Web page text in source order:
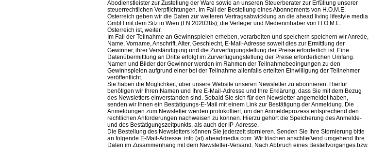
Abodienstleister zur Zustellung der Ware sowie an unseren Steuerberater zur Erfüllung unserer
steuerrechtlichen Verpflichtungen. Im Fall der Bestellung eines Abonnements von H.O.M.E.
Österreich geben wir die Daten zur weiteren Vertragsabwicklung an die ahead living lifestyle media
GmbH mit dem Sitz in Wien (FN 202038s), die Verleger und Medieninhaber von H.O.M.E.
Österreich ist, weiter.
Im Fall der Teilnahme an Gewinnspielen erheben, verarbeiten und speichern speichern wir Anrede,
Name, Vorname, Anschrift, Alter, Geschlecht, E-Mail-Adresse soweit dies zur Ermittlung der
Gewinner, ihrer Verständigung und die Zurverfügungstellung der Preise erforderlich ist. Eine
Datenübermittlung an Dritte erfolgt im Zurverfügungstellung der Preise erforderlichen Umfang.
Namen und Bilder der Gewinner werden im Rahmen der Teilnahmebedingungen zu den
Gewinnspielen aufgrund einer bei der Teilnahme allenfalls erteilten Einwilligung der Teilnehmer
veröffentlicht.
Sie haben die Möglichkeit, über unsere Website unseren Newsletter zu abonnieren. Hierfür
benötigen wir Ihren Namen und Ihre E-Mail-Adresse und Ihre Erklärung, dass Sie mit dem Bezug
des Newsletters einverstanden sind. Sobald Sie sich für den Newsletter angemeldet haben,
senden wir Ihnen ein Bestätigungs-E-Mail mit einem Link zur Bestätigung der Anmeldung. Die
Anmeldungen zum Newsletter werden protokolliert, um den Anmeldeprozess entsprechend den
rechtlichen Anforderungen nachweisen zu können. Hierzu gehört die Speicherung des Anmelde-
und des Bestätigungszeitpunkts, als auch der IP-Adresse.
Die Bestellung des Newsletters können Sie jederzeit stornieren. Senden Sie Ihre Stornierung bitte
an folgende E-Mail-Adresse: info (at) aheadmedia.com. Wir löschen anschließend umgehend Ihre
Daten im Zusammenhang mit dem Newsletter-Versand. Nach Abbruch eines Bestellvorganges bzw.